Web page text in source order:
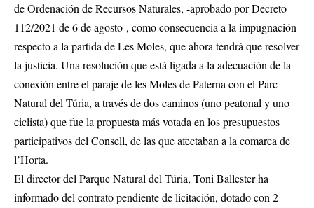
de Ordenación de Recursos Naturales, -aprobado por Decreto
112/2021 de 6 de agosto-, como consecuencia a la impugnación
respecto a la partida de Les Moles, que ahora tendrá que resolver
la justicia. Una resolución que está ligada a la adecuación de la
conexión entre el paraje de les Moles de Paterna con el Parc
Natural del Túria, a través de dos caminos (uno peatonal y uno
ciclista) que fue la propuesta más votada en los presupuestos
participativos del Consell, de las que afectaban a la comarca de
l’Horta.
El director del Parque Natural del Túria, Toni Ballester ha
informado del contrato pendiente de licitación, dotado con 2